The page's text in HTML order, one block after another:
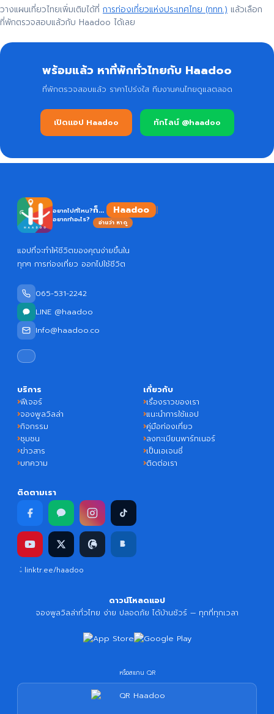
วางแผนเที่ยวไทยเพิ่มเติมได้ที่ การท่องเที่ยวแห่งประเทศไทย (ททท.) แล้วเลือก
ที่พักตรวจสอบแล้วกับ Haadoo ได้เลย
พร้อมแล้ว หาที่พักทั่วไทยกับ Haadoo
ที่พักตรวจสอบแล้ว ราคาโปร่งใส ทีมงานคนไทยดูแลตลอด
เปิดแอป Haadoo ทักไลน์ @haadoo
อยากไปที่ไหน?
อยากทำอะไร?
ก็... Haadoo
อ่านว่า หาดู
แอปที่จะทำให้ชีวิตของคุณง่ายขึ้นใน
ทุกๆ การท่องเที่ยว ออกไปใช้ชีวิต
065-531-2242
LINE @haadoo
Info@haadoo.co
บริการ
ฟีเจอร์
จองพูลวิลล่า
กิจกรรม
ชุมชน
ข่าวสาร
บทความ
เกี่ยวกับ
เรื่องราวของเรา
แนะนำการใช้แอป
คู่มือท่องเที่ยว
ลงทะเบียนพาร์ทเนอร์
เป็นเอเจนซี่
ติดต่อเรา
ติดตามเรา
linktr.ee/haadoo
ดาวน์โหลดแอป
จองพูลวิลล่าทั่วไทย ง่าย ปลอดภัย ได้บ้านชัวร์ — ทุกที่ทุกเวลา
หรือสแกน QR